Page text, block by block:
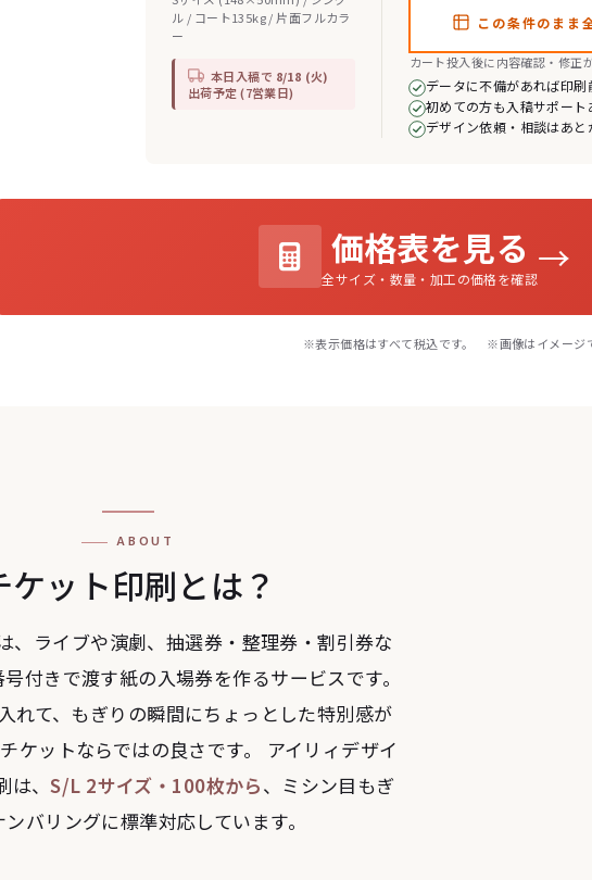
ル / コート135kg / 片面フルカラ
ー
本日入稿で 8/18 (火)
出荷予定 (7営業日)
この条件のまま
カート投入後に内容確認・修正
データに不備があれば印
初めての方も入稿サポート
デザイン依頼・相談はあ
価格表を見る
全サイズ・数量・加工の価格を確認→
※表示価格はすべて税込です。 ※画像はイメージ
ABOUT
ケット印刷とは？
、ライブや演劇、抽選券・整理券・割引券な
付きで渡す紙の入場券を作るサービスです。
れて、もぎりの瞬間にちょっとした特別感が
ケットならではの良さです。 アイリィデザイ
は、S/L 2サイズ・100枚から、ミシン目もぎ
ンバリングに標準対応しています。